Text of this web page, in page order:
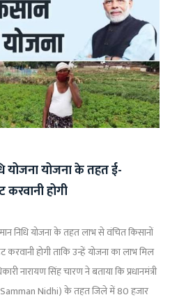
योजना योजना के तहत ई-
होगी
निधि योजना के तहत लाभ से वंचित किसानों
होगी ताकि उन्हें योजना का लाभ मिल
नारायण सिंह चारण ने बताया कि प्रधानमंत्री
Samman Nidhi) के तहत जिले में 80 हजार